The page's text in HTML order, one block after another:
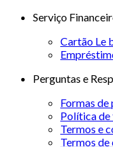
Serviço
Cartão Le
Perguntas e
Formas
Política de
Termos e
Termos